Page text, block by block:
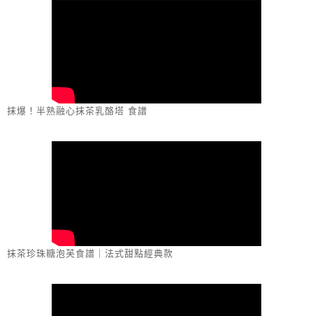
抹爆！半熟融心抹茶乳酪塔 食譜
抹茶珍珠糖泡芙食譜｜法式甜點經典款